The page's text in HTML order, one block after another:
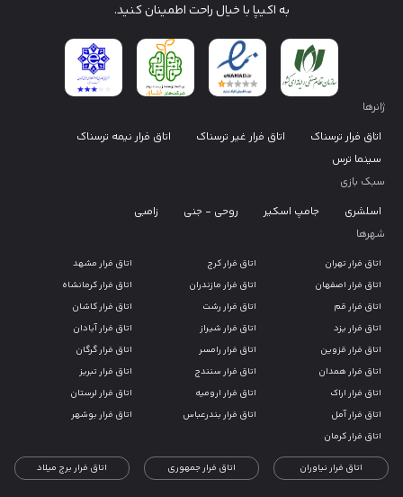
به اکیپا با خیال راحت اطمینان کنید.
ژانرها
اتاق فرار ترسناک
اتاق فرار غیر ترسناک
اتاق فرار نیمه ترسناک
سینما ترس
سبک بازی
اسلشری
جامپ اسکیر روحی - جنی
زامبی
شهرها
اتاق فرار تهران اتاق فرار کرج
اتاق فرار مشهد
اتاق فرار اصفهان
اتاق فرار مازندران
اتاق فرار کرمانشاه
اتاق فرار قم
اتاق فرار رشت
اتاق فرار کاشان
اتاق فرار یزد
اتاق فرار شیراز
اتاق فرار آبادان
اتاق فرار قزوین
اتاق فرار رامسر
اتاق فرار گرگان
اتاق فرار همدان
اتاق فرار سنندج
اتاق فرار تبریز
اتاق فرار اراک
اتاق فرار ارومیه
اتاق فرار لرستان
اتاق فرار آمل
اتاق فرار بندرعباس
اتاق فرار بوشهر
اتاق فرار کرمان
اتاق فرار نیاوران اتاق فرار جمهوری اتاق فرار برج میلاد